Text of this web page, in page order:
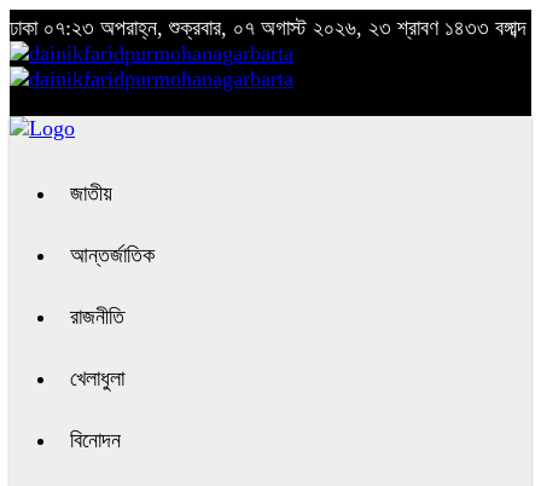
ঢাকা ০৭:২৩ অপরাহ্ন, শুক্রবার, ০৭ অগাস্ট ২০২৬, ২৩ শ্রাবণ ১৪৩৩ বঙ্গাব্দ
জাতীয়
আন্তর্জাতিক
রাজনীতি
খেলাধুলা
বিনোদন